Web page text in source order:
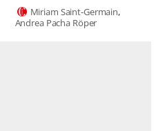
Miriam Saint-Germain
Andrea Pacha Röper